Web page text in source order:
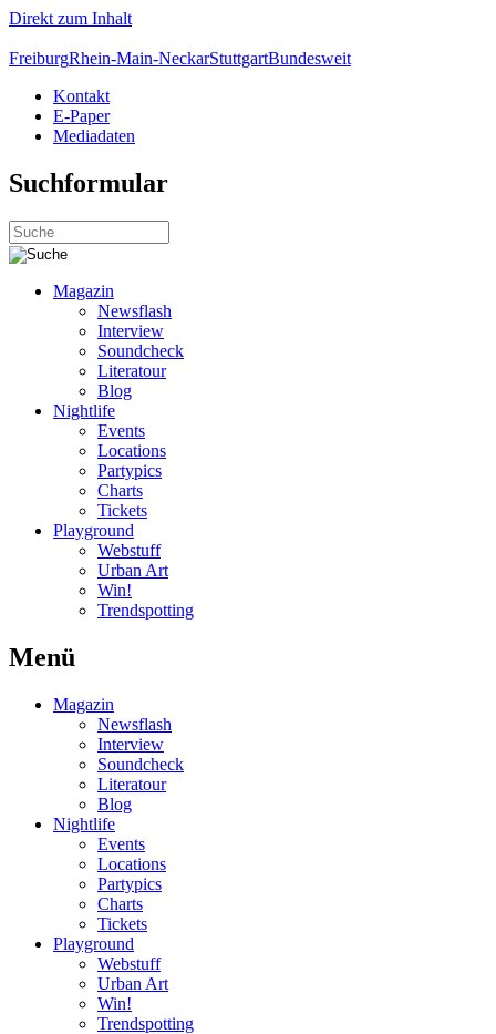
Direkt zum Inhalt
FreiburgRhein-Main-NeckarStuttgartBundesweit
Kontakt
E-Paper
Mediadaten
Suchformular
Magazin
Newsflash
Interview
Soundcheck
Literatour
Blog
Nightlife
Events
Locations
Partypics
Charts
Tickets
Playground
Webstuff
Urban Art
Win!
Trendspotting
Menü
Magazin
Newsflash
Interview
Soundcheck
Literatour
Blog
Nightlife
Events
Locations
Partypics
Charts
Tickets
Playground
Webstuff
Urban Art
Win!
Trendspotting